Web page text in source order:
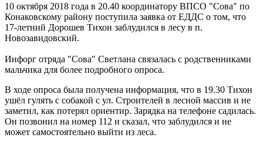
10 октября 2018 года в 20.40 координатору ВПСО "Сова" по
Конаковскому району поступила заявка от ЕДДС о том, что
17-летний Дорошев Тихон заблудился в лесу в п.
Новозавидовский.
Инфорг отряда "Сова" Светлана связалась с родственниками
мальчика для более подробного опроса.
В ходе опроса была получена информация, что в 19.30 Тихон
ушёл гулять с собакой с ул. Строителей в лесной массив и не
заметил, как потерял ориентир. Зарядка на телефоне садилась.
Он позвонил на номер 112 и сказал, что заблудился и не
может самостоятельно выйти из леса.